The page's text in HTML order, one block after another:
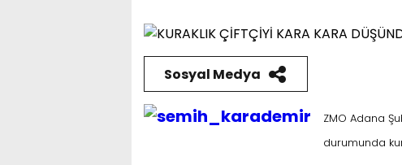
Sosyal Medya
ZMO Adana
durumunda